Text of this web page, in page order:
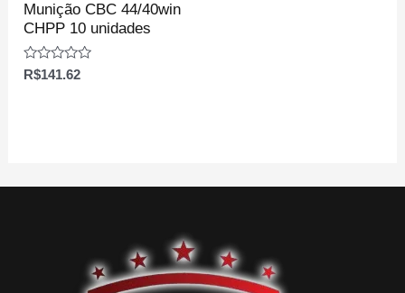
Munição CBC 44/40win
CHPP 10 unidades
Avaliação
0
R$141.62